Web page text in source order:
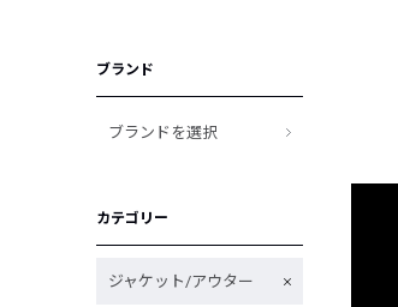
ブランド
ブランドを選択
カテゴリー
ジャケット/アウター